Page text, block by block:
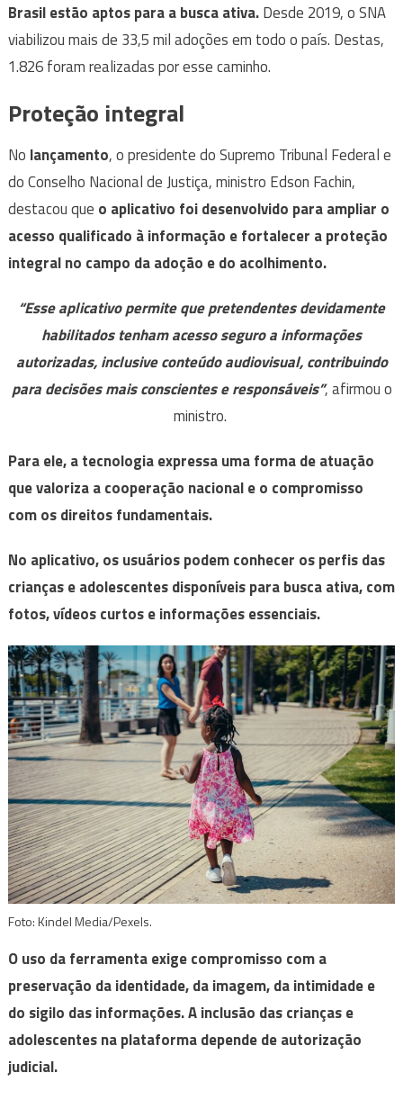
Brasil estão aptos para a busca ativa.Desde 2019, o SNA
viabilizou mais de 33,5 mil adoções em todo o país. Destas,
1.826 foram realizadas por esse caminho.
Proteção integral
No lançamento, o presidente do Supremo Tribunal Federal e
do Conselho Nacional de Justiça, ministro Edson Fachin,
destacou que o aplicativo foi desenvolvido para ampliar o
acesso qualificado à informação e fortalecer a proteção
integral no campo da adoção e do acolhimento.
“Esse aplicativo permite que pretendentes devidamente
habilitados tenham acesso seguro a informações
autorizadas, inclusive conteúdo audiovisual, contribuindo
para decisões mais conscientes e responsáveis”, afirmou o
ministro.
Para ele, a tecnologia expressa uma forma de atuação
que valoriza a cooperação nacional e o compromisso
com os direitos fundamentais.
No aplicativo, os usuários podem conhecer os perfis das
crianças e adolescentes disponíveis para busca ativa, com
fotos, vídeos curtos e informações essenciais.
Foto: Kindel Media/Pexels.
O uso da ferramenta exige compromisso com a
preservação da identidade, da imagem, da intimidade e
do sigilo das informações. A inclusão das crianças e
adolescentes na plataforma depende de autorização
judicial.